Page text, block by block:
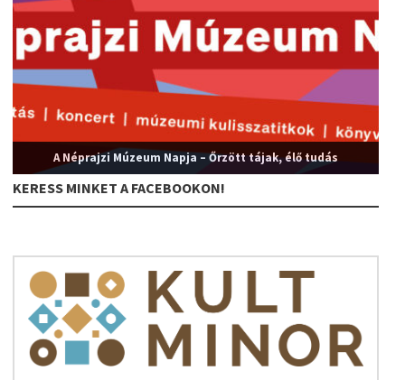
A Néprajzi Múzeum Napja – Őrzött tájak, élő tudás
KERESS MINKET A FACEBOOKON!